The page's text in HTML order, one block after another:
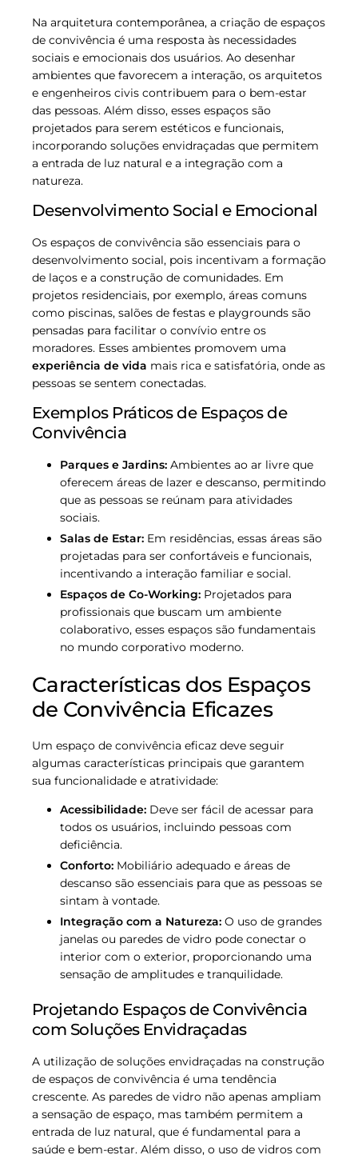
Na arquitetura contemporânea, a criação de espaços
de convivência é uma resposta às necessidades
sociais e emocionais dos usuários. Ao desenhar
ambientes que favorecem a interação, os arquitetos
e engenheiros civis contribuem para o bem-estar
das pessoas. Além disso, esses espaços são
projetados para serem estéticos e funcionais,
incorporando soluções envidraçadas que permitem
a entrada de luz natural e a integração com a
natureza.
Desenvolvimento Social e Emocional
Os espaços de convivência são essenciais para o
desenvolvimento social, pois incentivam a formação
de laços e a construção de comunidades. Em
projetos residenciais, por exemplo, áreas comuns
como piscinas, salões de festas e playgrounds são
pensadas para facilitar o convívio entre os
moradores. Esses ambientes promovem uma
experiência de vida mais rica e satisfatória, onde as
pessoas se sentem conectadas.
Exemplos Práticos de Espaços de
Convivência
Parques e Jardins: Ambientes ao ar livre que
oferecem áreas de lazer e descanso, permitindo
que as pessoas se reúnam para atividades
sociais.
Salas de Estar: Em residências, essas áreas são
projetadas para ser confortáveis e funcionais,
incentivando a interação familiar e social.
Espaços de Co-Working: Projetados para
profissionais que buscam um ambiente
colaborativo, esses espaços são fundamentais
no mundo corporativo moderno.
Características dos Espaços
de Convivência Eficazes
Um espaço de convivência eficaz deve seguir
algumas características principais que garantem
sua funcionalidade e atratividade:
Acessibilidade: Deve ser fácil de acessar para
todos os usuários, incluindo pessoas com
deficiência.
Conforto: Mobiliário adequado e áreas de
descanso são essenciais para que as pessoas se
sintam à vontade.
Integração com a Natureza: O uso de grandes
janelas ou paredes de vidro pode conectar o
interior com o exterior, proporcionando uma
sensação de amplitudes e tranquilidade.
Projetando Espaços de Convivência
com Soluções Envidraçadas
A utilização de soluções envidraçadas na construção
de espaços de convivência é uma tendência
crescente. As paredes de vidro não apenas ampliam
a sensação de espaço, mas também permitem a
entrada de luz natural, que é fundamental para a
saúde e bem-estar. Além disso, o uso de vidros com